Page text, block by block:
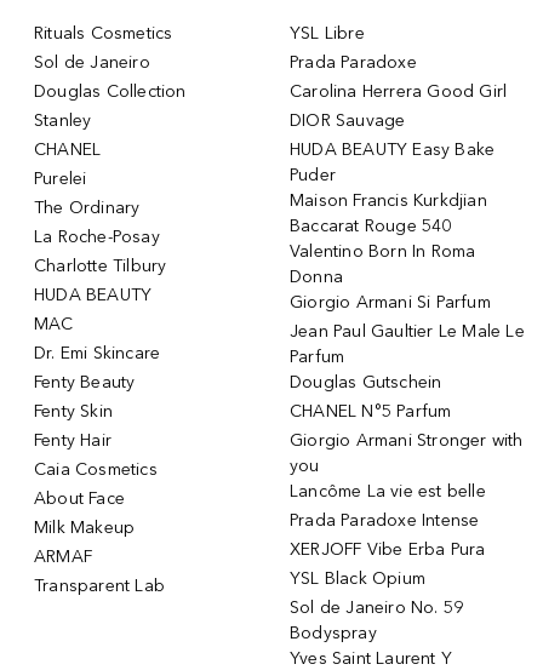
Rituals Cosmetics
Sol de Janeiro
Douglas Collection
Stanley
CHANEL
Purelei
The Ordinary
La Roche-Posay
Charlotte Tilbury
HUDA BEAUTY
MAC
Dr. Emi Skincare
Fenty Beauty
Fenty Skin
Fenty Hair
Caia Cosmetics
About Face
Milk Makeup
ARMAF
Transparent Lab
YSL Libre
Prada Paradoxe
Carolina Herrera Good Girl
DIOR Sauvage
HUDA BEAUTY Easy Bake
Puder
Maison Francis Kurkdjian
Baccarat Rouge 540
Valentino Born In Roma
Donna
Giorgio Armani Si Parfum
Jean Paul Gaultier Le Male Le
Parfum
Douglas Gutschein
CHANEL N°5 Parfum
Giorgio Armani Stronger with
you
Lancôme La vie est belle
Prada Paradoxe Intense
XERJOFF Vibe Erba Pura
YSL Black Opium
Sol de Janeiro No. 59
Bodyspray
Yves Saint Laurent Y